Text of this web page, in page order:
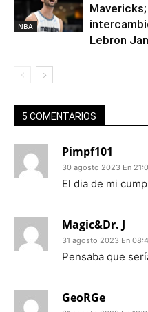
NBA
Lebron
5 COMENTARIOS
Pimpf101
30 agosto 2023 En
El dia de mi
Magic&Dr. J
31 agosto 2023 En
Pensaba que
GeoRGe